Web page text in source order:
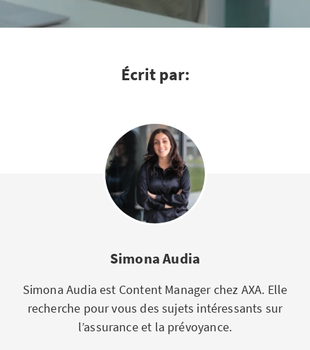
Écrit par:
Simona Audia
Simona Audia est Content Manager chez AXA. Elle
recherche pour vous des sujets intéressants sur
l’assurance et la prévoyance.